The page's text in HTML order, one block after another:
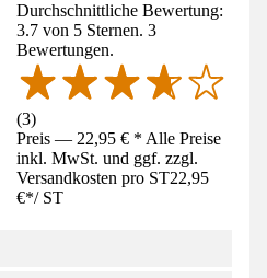
Durchschnittliche Bewertung:
3.7 von 5 Sternen. 3
Bewertungen.
(3)
Preis — 22,95 € * Alle Preise
inkl. MwSt. und ggf. zzgl.
Versandkosten pro ST22,95
€*/ ST